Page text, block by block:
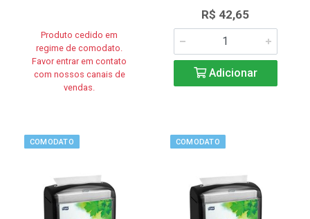
Produto cedido em
regime de comodato.
Favor entrar em contato
com nossos canais de
vendas.
R$ 42,65
Adicionar
COMODATO COMODATO